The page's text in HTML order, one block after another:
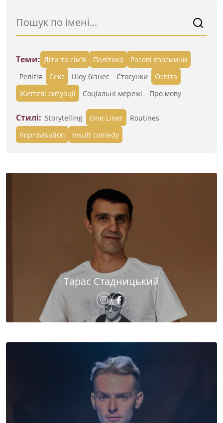
Теми: Діти та сім'я Політика
Расові взаємини
Релігія
Секс Шоу бізнес Стосунки
Освіта
Життєві ситуації
Cоціальні мережі Про мову
Стилі: Storytelling One-Liner
Routines
Improvisation
Insult comedy
Тарас Стадницький